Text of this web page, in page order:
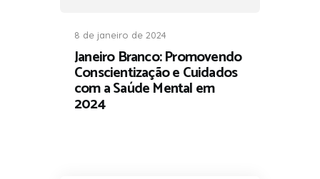
8 de janeiro de 2024
Janeiro Branco: Promovendo
Conscientização e Cuidados
com a Saúde Mental em
2024